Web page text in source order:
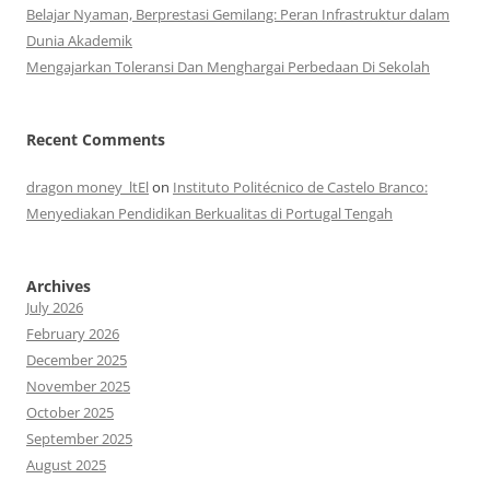
Belajar Nyaman, Berprestasi Gemilang: Peran Infrastruktur dalam
Dunia Akademik
Mengajarkan Toleransi Dan Menghargai Perbedaan Di Sekolah
Recent Comments
dragon money_ltElon Instituto Politécnico de Castelo Branco:
Menyediakan Pendidikan Berkualitas di Portugal Tengah
Archives
July 2026
February 2026
December 2025
November 2025
October 2025
September 2025
August 2025